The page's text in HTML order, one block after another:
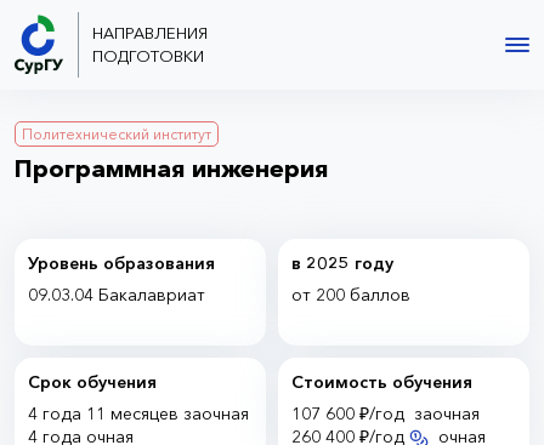
НАПРАВЛЕНИЯ
ПОДГОТОВКИ
Политехнический институт
Программная инженерия
Уровень образования
09.03.04 Бакалавриат
в 2025 году
от 200 баллов
Срок обучения
4 года 11 месяцев заочная
4 года очная
Стоимость обучения
107 600 ₽/год заочная
260 400 ₽/год
очная